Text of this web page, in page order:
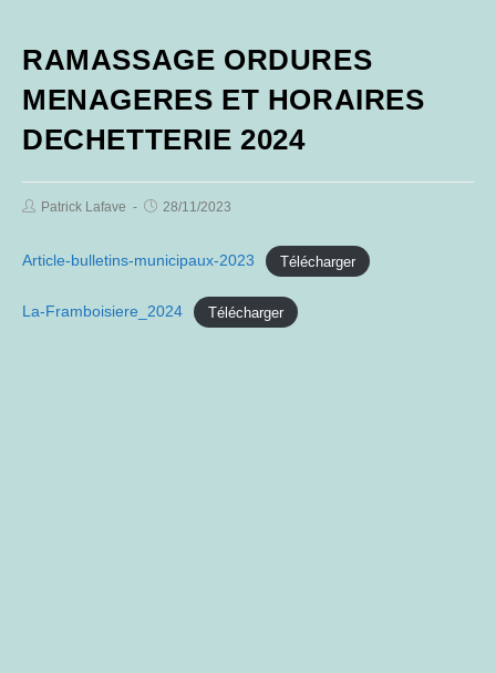
RAMASSAGE ORDURES
MENAGERES ET HORAIRES
DECHETTERIE 2024
PostPatrick Lafave
Post28/11/2023
Article-bulletins-municipaux-2023 Télécharger
La-Framboisiere_2024 Télécharger